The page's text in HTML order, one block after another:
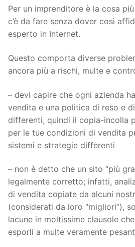
Per un imprenditore è la cosa
c’è da fare senza dover così
esperto in Internet.
Questo comporta diverse
ancora più a rischi, multe e
– devi capire che ogni azienda
vendita e una politica di reso e
differenti, quindi il copia-incolla
per le tue condizioni di vendita
sistemi e strategie differenti
– non è detto che un sito “più
legalmente corretto; infatti,
di vendita copiate da alcuni
(considerati da loro “migliori”),
lacune in moltissime clausole
esporli a multe veramente